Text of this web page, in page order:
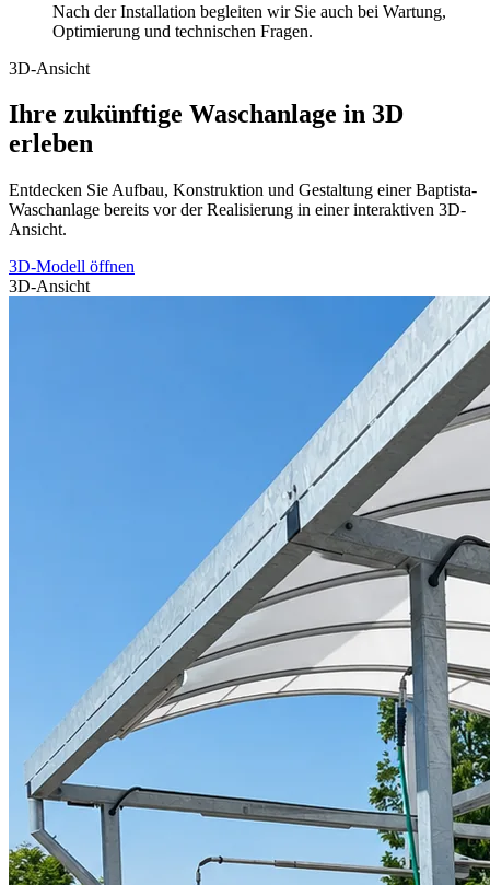
Nach der Installation begleiten wir Sie auch bei Wartung,
Optimierung und technischen Fragen.
3D-Ansicht
Ihre zukünftige Waschanlage in 3D
erleben
Entdecken Sie Aufbau, Konstruktion und Gestaltung einer Baptista-
Waschanlage bereits vor der Realisierung in einer interaktiven 3D-
Ansicht.
3D-Modell öffnen
3D-Ansicht